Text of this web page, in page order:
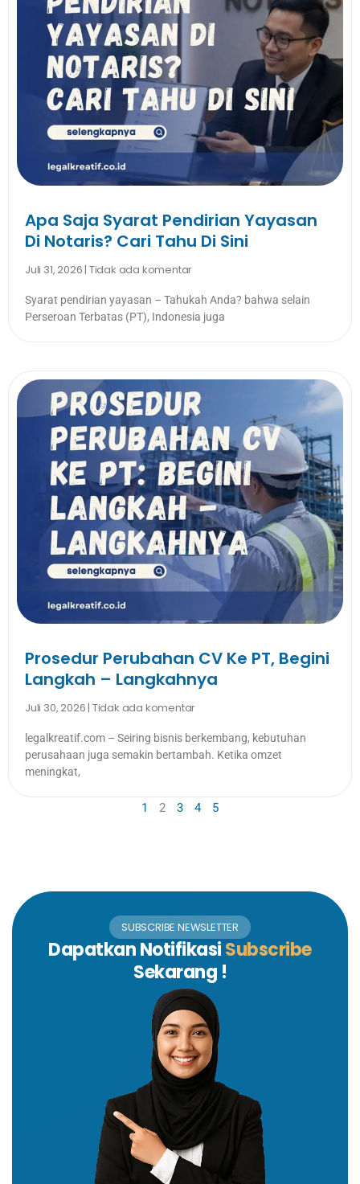
Apa Saja Syarat Pendirian Yayasan
Di Notaris? Cari Tahu Di Sini
Juli 31, 2026 Tidak ada komentar
Syarat pendirian yayasan – Tahukah Anda? bahwa selain
Perseroan Terbatas (PT), Indonesia juga
Prosedur Perubahan CV Ke PT, Begini
Langkah – Langkahnya
Juli 30, 2026 Tidak ada komentar
legalkreatif.com – Seiring bisnis berkembang, kebutuhan
perusahaan juga semakin bertambah. Ketika omzet
meningkat,
1 2 3 4 5
SUBSCRIBE NEWSLETTER
Dapatkan NotifikasiSubscribe
Sekarang !